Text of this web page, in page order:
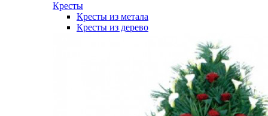
Кресты
Кресты из метала
Кресты из дерево